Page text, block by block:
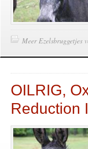
Meer Ezelsbruggetjes
OILRIG,
Reduction